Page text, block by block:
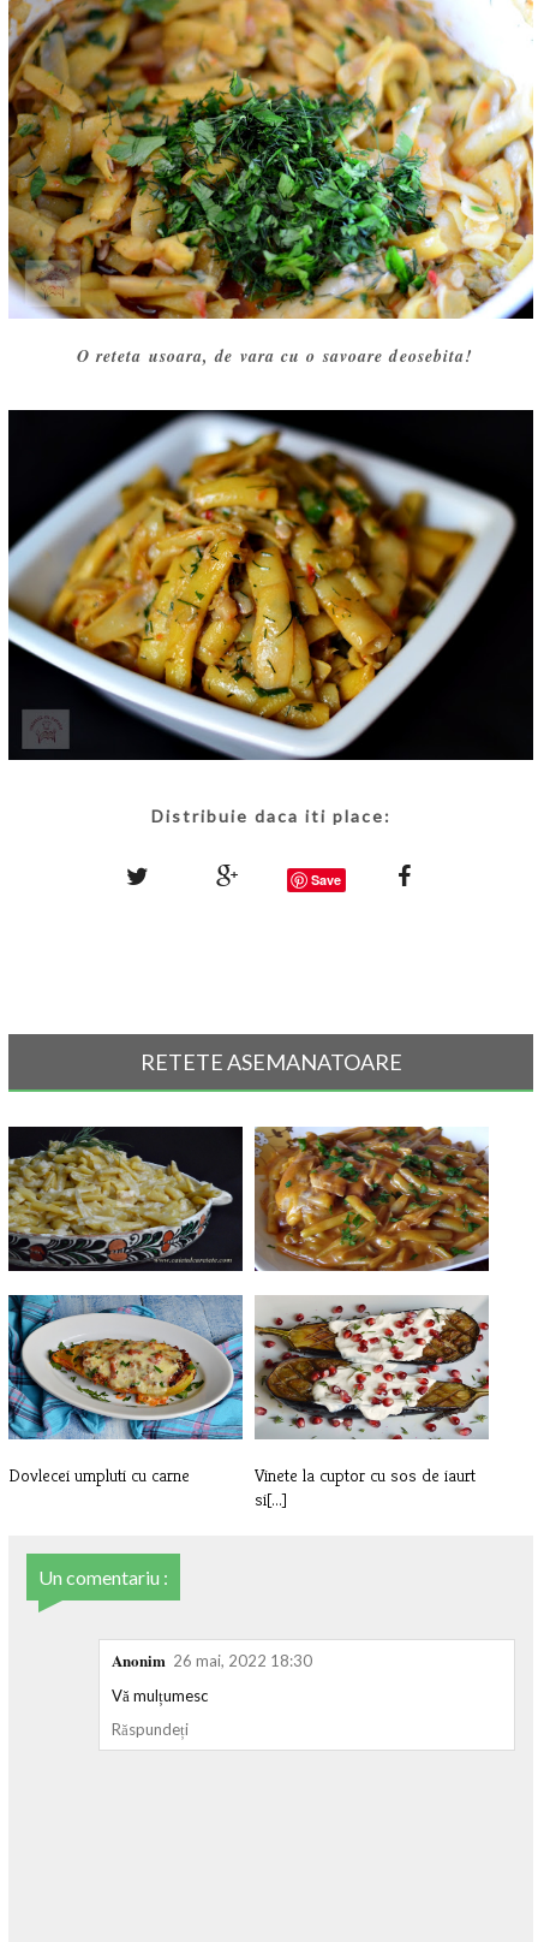
O reteta usoara, de vara cu o savoare deosebita!
Distribuie daca iti place:
Save
RETETE ASEMANATOARE
Fasole pastai cu usturoi
Mancare de pastai cu carne de
pui
Dovlecei umpluti cu carne
Vinete la cuptor cu sos de iaurt
si[...]
Un comentariu :
Anonim 26 mai, 2022 18:30
Vă mulțumesc
Răspundeți